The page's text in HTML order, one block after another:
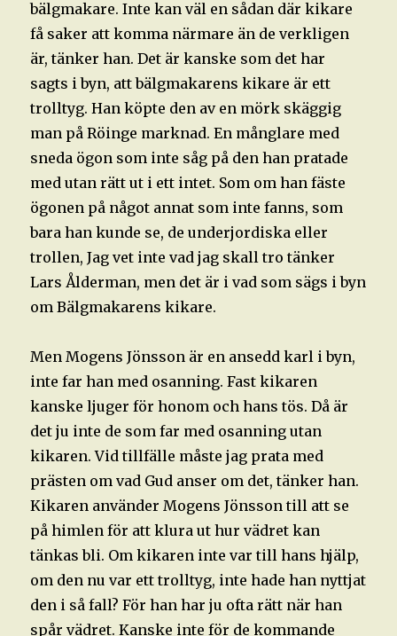
bälgmakare. Inte kan väl en sådan där kikare
få saker att komma närmare än de verkligen
är, tänker han. Det är kanske som det har
sagts i byn, att bälgmakarens kikare är ett
trolltyg. Han köpte den av en mörk skäggig
man på Röinge marknad. En månglare med
sneda ögon som inte såg på den han pratade
med utan rätt ut i ett intet. Som om han fäste
ögonen på något annat som inte fanns, som
bara han kunde se, de underjordiska eller
trollen, Jag vet inte vad jag skall tro tänker
Lars Ålderman, men det är i vad som sägs i byn
om Bälgmakarens kikare.
Men Mogens Jönsson är en ansedd karl i byn,
inte far han med osanning. Fast kikaren
kanske ljuger för honom och hans tös. Då är
det ju inte de som far med osanning utan
kikaren. Vid tillfälle måste jag prata med
prästen om vad Gud anser om det, tänker han.
Kikaren använder Mogens Jönsson till att se
på himlen för att klura ut hur vädret kan
tänkas bli. Om kikaren inte var till hans hjälp,
om den nu var ett trolltyg, inte hade han nyttjat
den i så fall? För han har ju ofta rätt när han
spår vädret. Kanske inte för de kommande